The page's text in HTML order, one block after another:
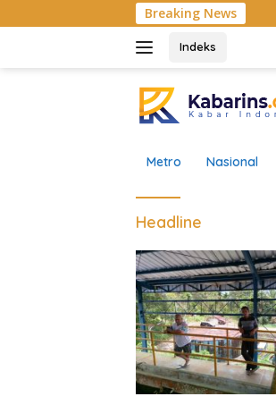
ke
Breaking News
Indeks
Metro Nasional
Headline